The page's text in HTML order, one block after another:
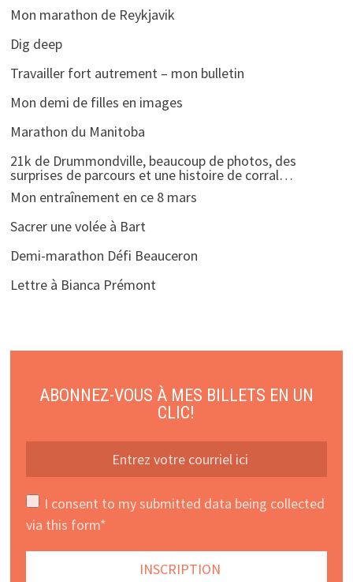
Mon marathon de Reykjavik
Dig deep
Travailler fort autrement – mon bulletin
Mon demi de filles en images
Marathon du Manitoba
21k de Drummondville, beaucoup de photos, des
surprises de parcours et une histoire de corral…
Mon entraînement en ce 8 mars
Sacrer une volée à Bart
Demi-marathon Défi Beauceron
Lettre à Bianca Prémont
ABONNEZ-VOUS À MES BILLETS EN UN
CLIC!
I consent to my submitted data being collected
via this form*